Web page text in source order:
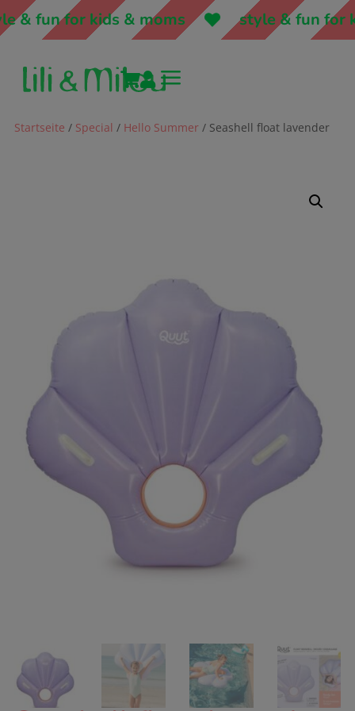
fun for kids & moms style & fun for
a
Startseite / Special / Hello Summer/ Seashell float lavender